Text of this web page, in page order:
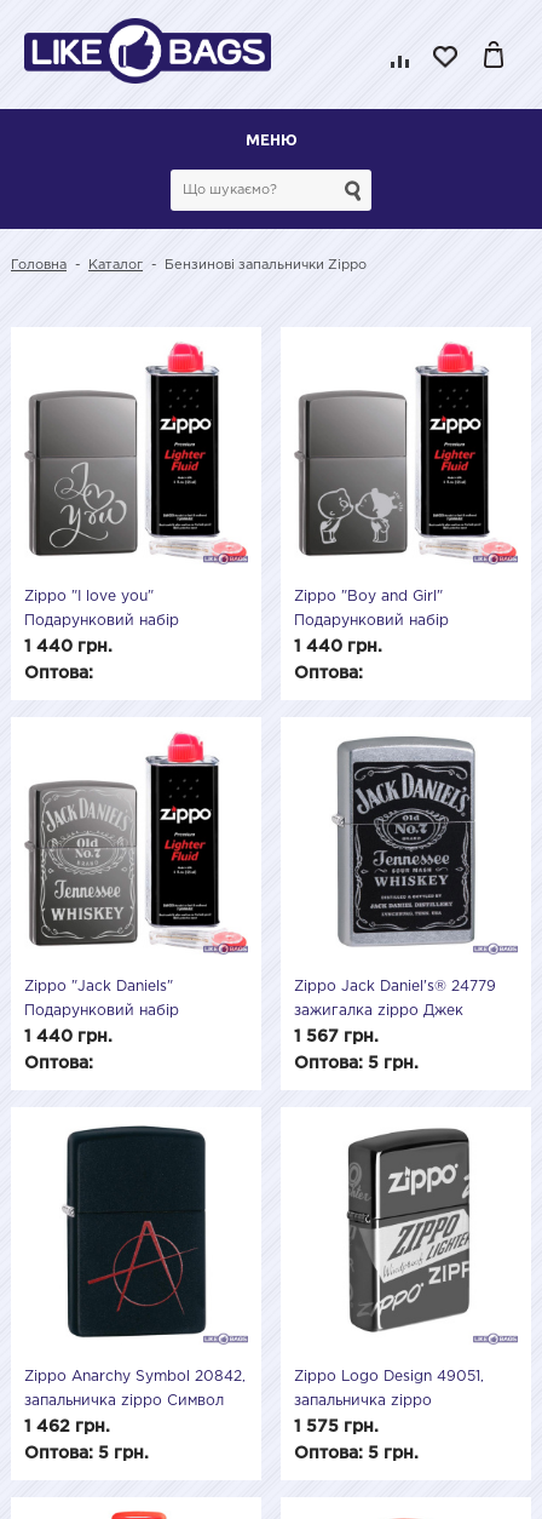
МЕНЮ
Головна - Каталог - Бензинові запальнички Zippo
Zippo "I love you"
Подарунковий набір
Запальничка Zippo 150 +
кремній + бензин зиппо
1 440 грн.
Оптова:
Zippo "Boy and Girl"
Подарунковий набір
Запальничка Zippo 150 +
кремній + бензин зиппо
1 440 грн.
Оптова:
Zippo "Jack Daniels"
Подарунковий набір
Запальничка Zippo 150 +
кремній + бензин зиппо
1 440 грн.
Оптова:
Zippo Jack Daniel's® 24779
зажигалка zippo Джек
Дэниелс
1 567 грн.
Оптова: 5 грн.
Zippo Anarchy Symbol 20842,
запальничка zippo Символ
анархії
1 462 грн.
Оптова: 5 грн.
Zippo Logo Design 49051,
запальничка zippo
1 575 грн.
Оптова: 5 грн.